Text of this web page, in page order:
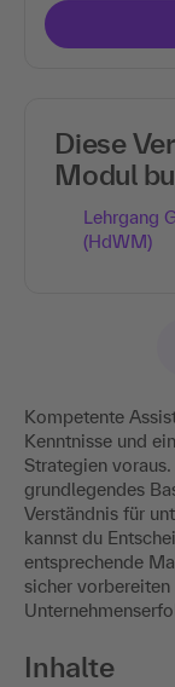
Kompetente
Kenntnisse und
Strategien
grundlegendes
Verständnis für
kannst du
entsprechende
sicher
Inhalte
Diese
Modul
Lehrgang
(HdWM)